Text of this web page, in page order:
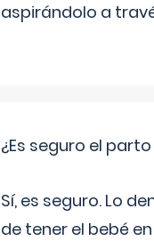
aspirándolo a
¿Es seguro el
Sí, es seguro. Lo
de tener el bebé